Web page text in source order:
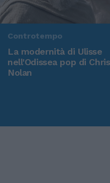
Controtempo
La modernità di Ulisse
nell'Odissea pop di
Nolan